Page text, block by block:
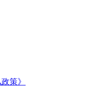
策》